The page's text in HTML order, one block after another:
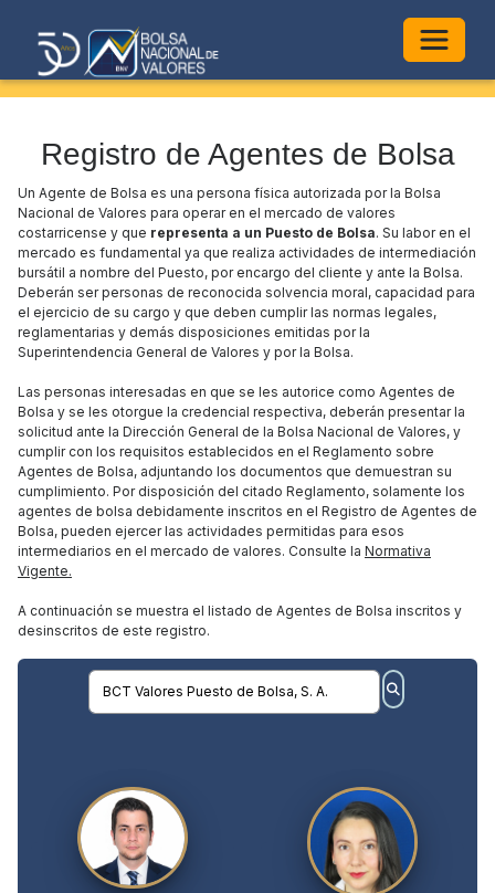
Registro de Agentes de Bolsa
​​Un Agente de Bolsa es una persona física autorizada por la Bolsa
Nacional de Valores para operar en el mercado de valores
costarricense y que representa a un Puesto de Bolsa. Su labor en el
mercado es fundamental ya que realiza actividades de intermediación
bursátil a nombre del Puesto, por encargo del cliente y ante la Bolsa.
Deberán ser personas de reconocida solvencia moral, capacidad para
el ejercicio de su cargo y que deben cumplir las normas legales,
reglamentarias y demás disposiciones emitidas por la
Superintendencia General de Valores y por la Bolsa.
Las personas interesadas en que se les autorice como Agentes de
Bolsa y se les otorgue la credencial respectiva, deberán presentar la
solicitud ante la Dirección General de la Bolsa Nacional de Valores, y
cumplir con los requisitos establecidos en el Reglamento sobre
Agentes de Bolsa, adjuntando los documentos que demuestran su
cumplimiento. Por disposición del citado Reglamento, solamente los
agentes de bolsa debidamente inscritos en el Registro de Agentes de
Bolsa, pueden ejercer las actividades permitidas para esos
intermediarios en el mercado de valores. Consulte la Normativa
Vigente.
A continuación se muestra el listado de Agentes de Bolsa inscritos y
desinscritos de este registro.